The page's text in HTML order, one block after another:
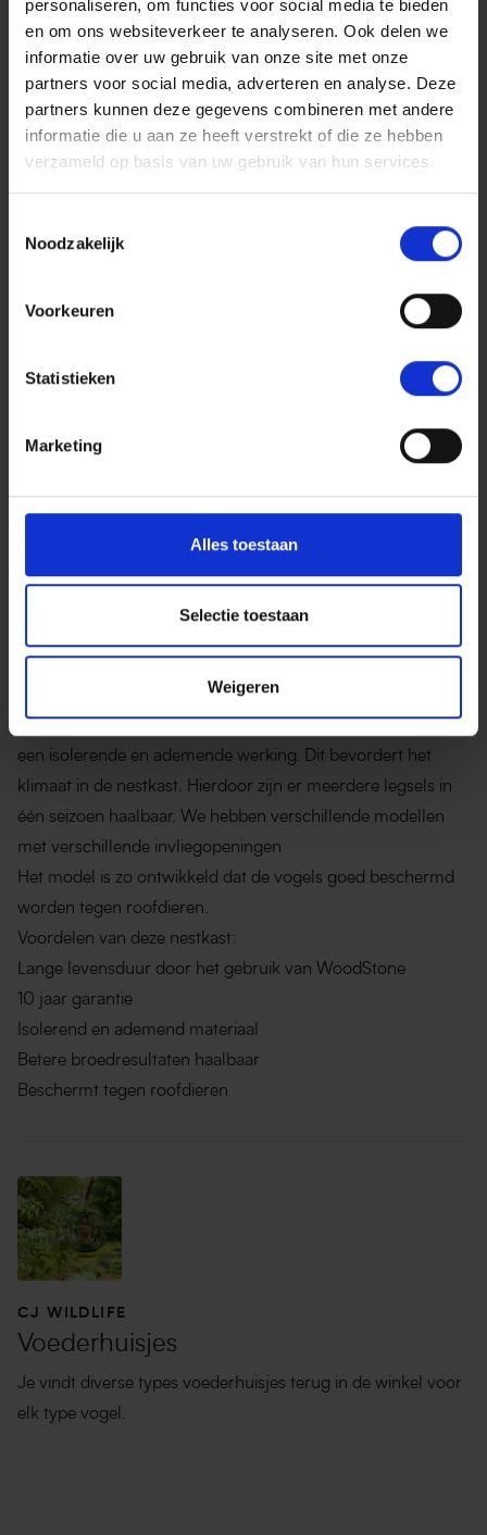
personaliseren, om functies voor social media te bieden
en om ons websiteverkeer te analyseren. Ook delen we
informatie over uw gebruik van onze site met onze
partners voor social media, adverteren en analyse. Deze
partners kunnen deze gegevens combineren met andere
informatie die u aan ze heeft verstrekt of die ze hebben
verzameld op basis van uw gebruik van hun services.
Noodzakelijk
Voorkeuren
Statistieken
Marketing
Alles toestaan
Selectie toestaan
Weigeren
KOPERSPOREN
Koperen tuingereedschap
Bronzen tuingereedschap is van nature beter. Het werkt
gemakkelijk, roest niet, en blijft langer scherp. Bovendien is
koperdeeltjes vrij, die als sporenelement weer opgenomen
tuingereedschap is een verademing en het is plezierig om er
beter voor jou en de bodem. Bovendien gaat het
Nestkasten uit houtbeton
Deze nestkasten zijn gemaakt van het duurzame materiaal
houtbeton. Naast dat dit materiaal lang meegaat, heeft het
een isolerende en ademende werking. Dit bevordert het
klimaat in de nestkast. Hierdoor zijn er meerdere legsels in
één seizoen haalbaar. We hebben verschillende modellen
met verschillende invliegopeningen
Het model is zo ontwikkeld dat de vogels goed beschermd
worden tegen roofdieren.
Voordelen van deze nestkast:
Lange levensduur door het gebruik van WoodStone
10 jaar garantie
Isolerend en ademend materiaal
Betere broedresultaten haalbaar
Beschermt tegen roofdieren
CJ WILDLIFE
Voederhuisjes
Je vindt diverse types voederhuisjes terug in de winkel voor
elk type vogel.